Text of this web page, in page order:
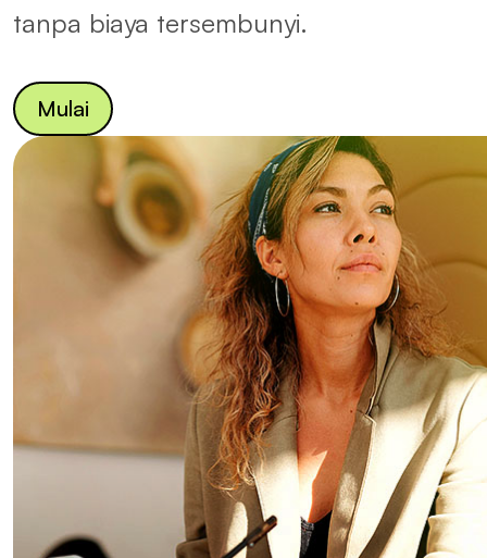
tanpa biaya tersembunyi.
Mulai